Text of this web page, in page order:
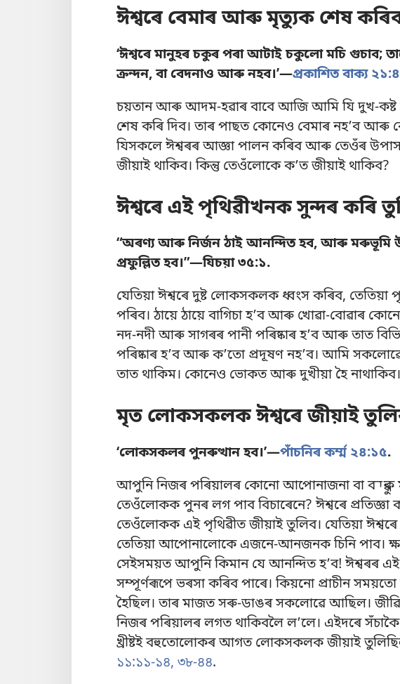
ঈশ্বৰে বেমাৰ আৰু মৃত্যুক শেষ
‘ঈশ্বৰে মানুহৰ চকুৰ পৰা আটাই চকুলো মচি গুচাব;
ক্ৰন্দন, বা বেদনাও আৰু নহব।’—প্ৰকাশিত বাক্য ২১:৪
চয়তান আৰু আদম-হৱাৰ বাবে আজি আমি যি দুখ-কষ্ট
শেষ কৰি দিব। তাৰ পাছত কোনেও বেমাৰ নহʼব
যিসকলে ঈশ্বৰৰ আজ্ঞা পালন কৰিব আৰু তেওঁৰ
জীয়াই থাকিব। কিন্তু তেওঁলোকে কʼত জীয়াই থাকিব?
ঈশ্বৰে এই পৃথিৱীখনক সুন্দৰ কৰি
“অৰণ্য আৰু নিৰ্জন ঠাই আনন্দিত হব, আৰু মৰুভূমি
প্ৰফুল্লিত হব।”—যিচয়া ৩৫:১.
যেতিয়া ঈশ্বৰে দুষ্ট লোকসকলক ধ্বংস কৰিব, তেতিয়া
পৰিব। ঠায়ে ঠায়ে বাগিচা হʼব আৰু খোৱা-বোৱাৰ
নদ-নদী আৰু সাগৰৰ পানী পৰিষ্কাৰ হʼব আৰু তাত
পৰিষ্কাৰ হʼব আৰু কʼতো প্ৰদূষণ নহʼব। আমি
তাত থাকিম। কোনেও ভোকত আৰু দুখীয়া হৈ
মৃত লোকসকলক ঈশ্বৰে জীয়াই
‘লোকসকলৰ পুনৰুত্থান হব।’—পাঁচনিৰ কৰ্ম্ম ২৪:১৫.
আপুনি নিজৰ পৰিয়ালৰ কোনো আপোনাজনা বা বন্ধুক
তেওঁলোকক পুনৰ লগ পাব বিচাৰেনে? ঈশ্বৰে
তেওঁলোকক এই পৃথিৱীত জীয়াই তুলিব। যেতিয়া
তেতিয়া আপোনালোকে এজনে-আনজনক চিনি পাব।
সেইসময়ত আপুনি কিমান যে আনন্দিত হʼব! ঈশ্বৰৰ
সম্পূৰ্ণৰূপে ভৰসা কৰিব পাৰে। কিয়নো প্ৰাচীন
হৈছিল। তাৰ মাজত সৰু-ডাঙৰ সকলোৱে আছিল।
নিজৰ পৰিয়ালৰ লগত থাকিবলৈ লʼলে। এইদৰে সঁচাকৈ
খ্ৰীষ্টই বহুতোলোকৰ আগত লোকসকলক জীয়াই
১১:১১-১৪, ৩৮-৪৪.